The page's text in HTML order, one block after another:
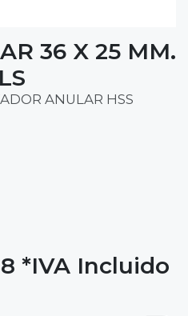
36 X 25 MM.
ANULAR HSS
*IVA Incluido